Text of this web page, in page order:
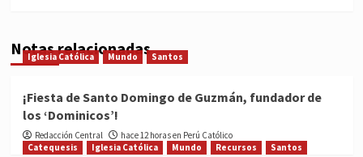
Notas relacionadas
Iglesia Católica Mundo Santos
¡Fiesta de Santo Domingo de Guzmán, fundador de
los ‘Dominicos’!
Redacción Central
hace 12 horas en Perú Católico
Catequesis
Iglesia Católica Mundo Recursos Santos